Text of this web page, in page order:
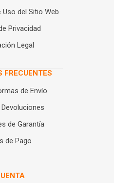
del Sitio Web
Privacidad
Legal
FRECUENTES
de Envío
de Garantía
de Pago